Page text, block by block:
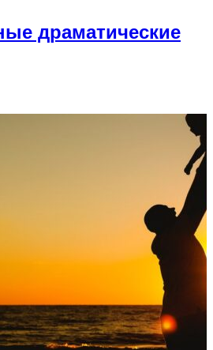
драматические